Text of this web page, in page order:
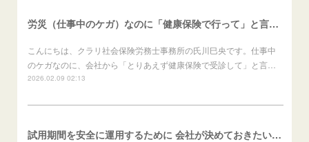
労災（仕事中のケガ）なのに「健康保険で行って」と言われたら？（労働者向け）
こんにちは、クラリ社会保険労務士事務所の氏川巳央です。仕事中
のケガなのに、会社から「とりあえず健康保険で受診して」と言…
2026.02.09 02:13
試用期間を安全に運用するために 会社が決めておきたいこと（会社向け）